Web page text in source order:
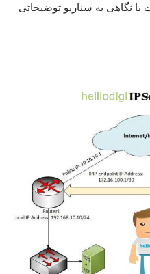
با نگاهی به سناریو توضیحاتی